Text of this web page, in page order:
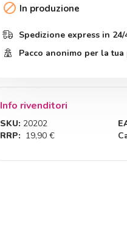
 In produzione
Spedizione express in 24/
Pacco anonimo per la tua
Info rivenditori
SKU: 20202
RRP: 19,90 €